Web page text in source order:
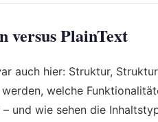
versus PlainText
auch hier: Struktur,
welche
und wie sehen die